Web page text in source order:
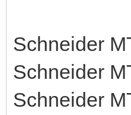
Schneider
Schneider
Schneider